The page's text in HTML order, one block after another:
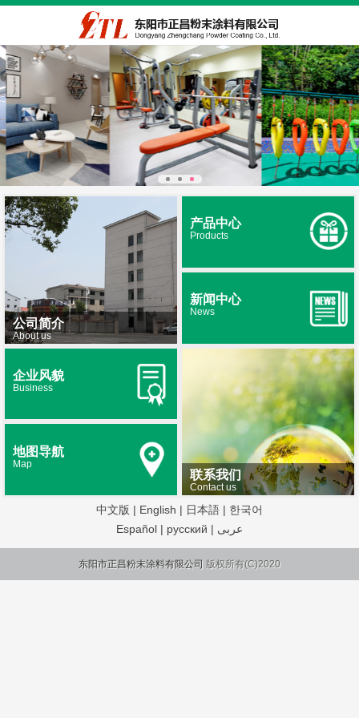
公司简介
About us
产品中心
Products
新闻中心
News
联系我们
Contact us
企业风貌
Business
地图导航
Map
中文版 | English | 日本語 | 한국어
Español | русский | عربى
东阳市正昌粉末涂料有限公司 版权所有(C)2020